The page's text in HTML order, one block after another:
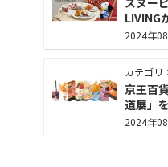
LIVING
2024年
カテゴリ
京王百
道展」
2024年